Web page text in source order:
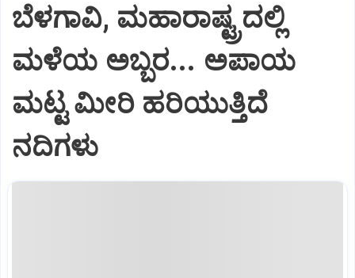
ಬೆಳಗಾವಿ, ಮಹಾರಾಷ್ಟ್ರದಲ್ಲಿ
ಮಳೆಯ ಅಬ್ಬರ... ಅಪಾಯ
ಮಟ್ಟ ಮೀರಿ ಹರಿಯುತ್ತಿದೆ
ನದಿಗಳು